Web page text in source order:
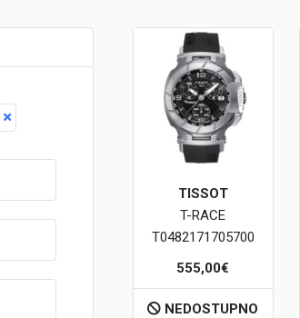
TISSOT
T-RACE
T0482171705700
555,00€
NEDOSTUPNO